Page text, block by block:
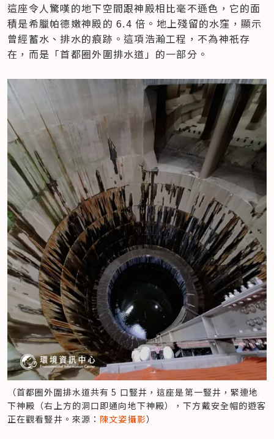
這座令人驚嘆的地下空間跟神殿相比毫不遜色，它的面
積是希臘帕德嫩神殿的 6.4 倍。地上殘留的水窪，顯示
曾經蓄水、排水的痕跡。這項浩瀚工程，不為神祇存
在，而是「首都圈外圍排水道」的一部分。
（首都圈外圍排水道共有 5 口豎井，這座是第一豎井，緊連地
下神殿（右上方的洞口即通向地下神殿），下方戴安全帽的遊客
正在觀看豎井。來源： 陳文姿攝影）